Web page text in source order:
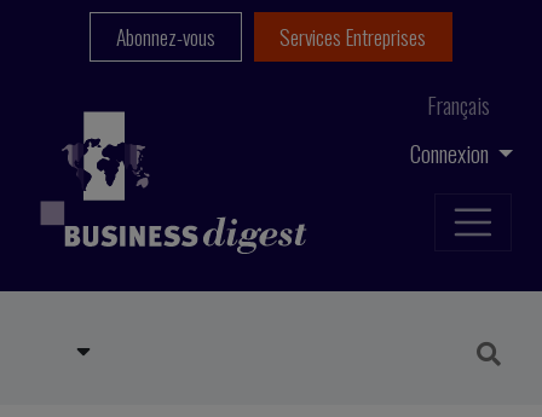
Connexion
Français
Abonnez-vous Services Entreprises